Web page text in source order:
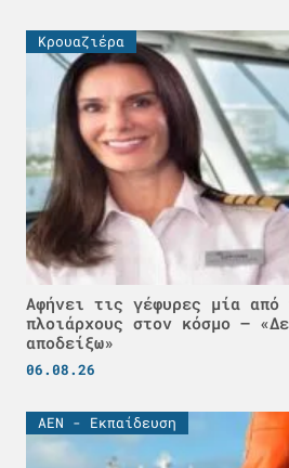
Κρουαζιέρα
Αφήνει τις γέφυρες μία από
πλοιάρχους στον κόσμο –
αποδείξω»
06.08.26
ΑΕΝ - Εκπαίδευση